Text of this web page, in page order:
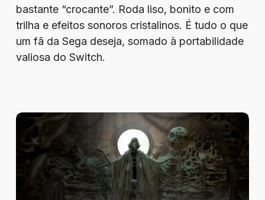
bastante “crocante”. Roda liso, bonito e com
trilha e efeitos sonoros cristalinos. É tudo o que
um fã da Sega deseja, somado à portabilidade
valiosa do Switch.
Review
Tormentum